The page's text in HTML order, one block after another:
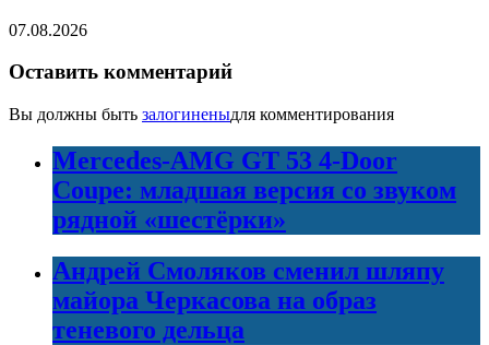
07.08.2026
Оставить комментарий
Вы должны быть залогиненыдля комментирования
Mercedes-AMG GT 53 4-Door
Coupe: младшая версия со звуком
рядной «шестёрки»
Андрей Смоляков сменил шляпу
майора Черкасова на образ
теневого дельца